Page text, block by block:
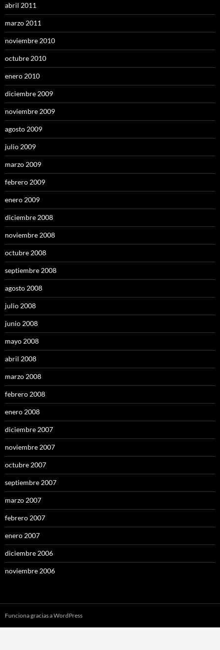
abril 2011
marzo 2011
noviembre 2010
octubre 2010
enero 2010
diciembre 2009
noviembre 2009
agosto 2009
julio 2009
marzo 2009
febrero 2009
enero 2009
diciembre 2008
noviembre 2008
octubre 2008
septiembre 2008
agosto 2008
julio 2008
junio 2008
mayo 2008
abril 2008
marzo 2008
febrero 2008
enero 2008
diciembre 2007
noviembre 2007
octubre 2007
septiembre 2007
marzo 2007
febrero 2007
enero 2007
diciembre 2006
noviembre 2006
Funciona gracias a WordPress